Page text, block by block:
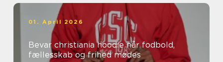
01. April 2026
Bevar christiania hoodie når fodbold,
fællesskab og frihed mødes